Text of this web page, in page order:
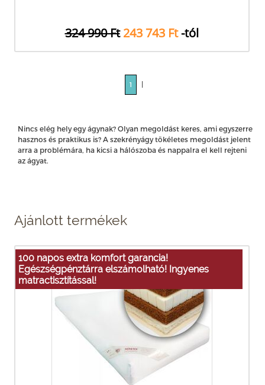
324 990 Ft 243 743 Ft-tól
1 |
Nincs elég hely egy ágynak? Olyan megoldást keres, ami egyszerre
hasznos és praktikus is? A szekrényágy tökéletes megoldást jelent
arra a problémára, ha kicsi a hálószoba és nappalra el kell rejteni
az ágyat.
Ajánlott termékek
100 napos extra komfort garancia!
Egészségpénztárra elszámolható! Ingyenes
matractisztítással!